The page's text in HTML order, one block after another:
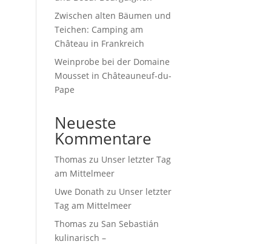
Zwischen alten Bäumen und
Teichen: Camping am
Château in Frankreich
Weinprobe bei der Domaine
Mousset in Châteauneuf-du-
Pape
Neueste
Kommentare
Thomas zu Unser letzter Tag
am Mittelmeer
Uwe Donath zu Unser letzter
Tag am Mittelmeer
Thomas zuSan Sebastián
kulinarisch –